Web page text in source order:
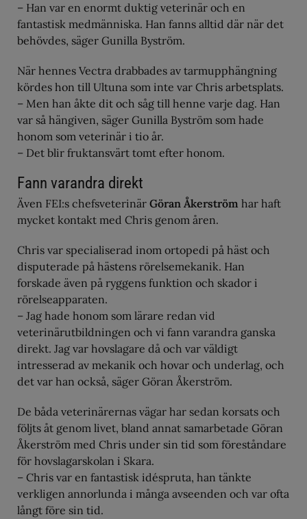
– Han var en enormt duktig veterinär och en
fantastisk medmänniska. Han fanns alltid där när det
behövdes, säger Gunilla Byström.
När hennes Vectra drabbades av tarmupphängning
kördes hon till Ultuna som inte var Chris arbetsplats.
– Men han åkte dit och såg till henne varje dag. Han
var så hängiven, säger Gunilla Byström som hade
honom som veterinär i tio år.
– Det blir fruktansvärt tomt efter honom.
Fann varandra direkt
Även FEI:s chefsveterinär Göran Åkerström har haft
mycket kontakt med Chris genom åren.
Chris var specialiserad inom ortopedi på häst och
disputerade på hästens rörelsemekanik. Han
forskade även på ryggens funktion och skador i
rörelseapparaten.
– Jag hade honom som lärare redan vid
veterinärutbildningen och vi fann varandra ganska
direkt. Jag var hovslagare då och var väldigt
intresserad av mekanik och hovar och underlag, och
det var han också, säger Göran Åkerström.
De båda veterinärernas vägar har sedan korsats och
följts åt genom livet, bland annat samarbetade Göran
Åkerström med Chris under sin tid som föreståndare
för hovslagarskolan i Skara.
– Chris var en fantastisk idéspruta, han tänkte
verkligen annorlunda i många avseenden och var ofta
långt före sin tid.